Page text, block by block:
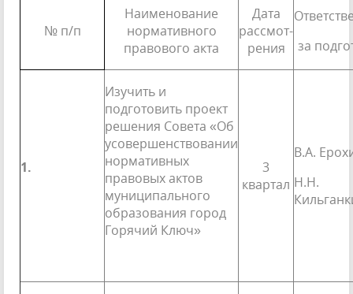
№ п/п
Наименование
нормативного
правового акта
Дата
рассмот­
рения
за
1.
Изучить и
подготовить проект
решения Совета «Об
усовершенствовании
нормативных
правовых актов
муниципального
образования город
Горячий Ключ»
3
квартал
В.А.
Н.Н.